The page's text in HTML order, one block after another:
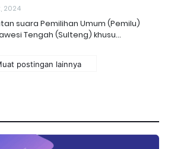
2024
suara Pemilihan Umum (Pemilu)
Tengah (Sulteng) khusu…
postingan lainnya